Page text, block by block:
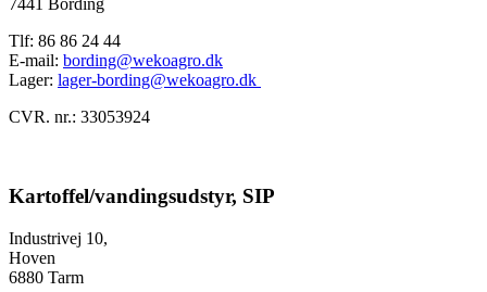
7441 Bording
Tlf: 86 86 24 44
E-mail: bording@wekoagro.dk
Lager: lager-bording@wekoagro.dk
CVR. nr.: 33053924
Kartoffel/vandingsudstyr, SIP
Industrivej 10,
Hoven
6880 Tarm